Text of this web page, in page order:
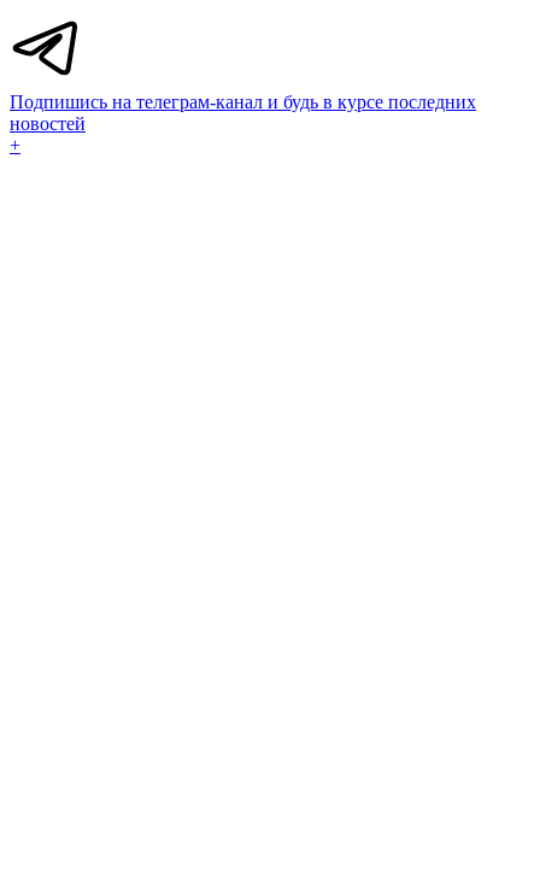
Подпишись на телеграм-канал и будь в курсе последних
новостей
+